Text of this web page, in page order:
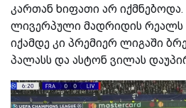
კართან ხიფათი არ იქმნებოდა.
ლივერპული მადრიდის რეალს
იქამდე კი პრემიერ ლიგაში
პალასს და ასტონ ვილას